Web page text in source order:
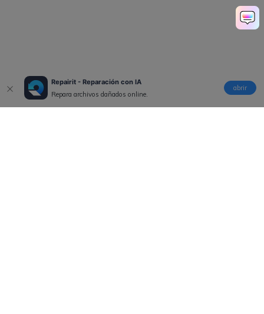
Repairit - Reparación con IA
Repara archivos dañados online.
abrir